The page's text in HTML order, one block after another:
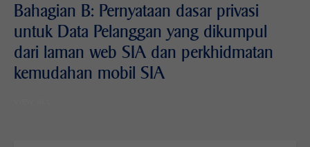
Bahagian B: Pernyataan dasar privasi
untuk Data Pelanggan yang dikumpul
dari laman web SIA dan perkhidmatan
kemudahan mobil SIA